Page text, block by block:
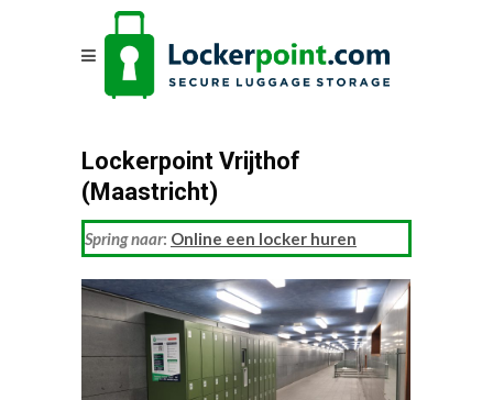
Lockerpoint Vrijthof
(Maastricht)
Spring naar: Online een locker huren